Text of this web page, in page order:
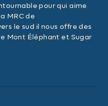
pour qui aime
MRC de
le sud il nous offre des
Mont Éléphant et Sugar